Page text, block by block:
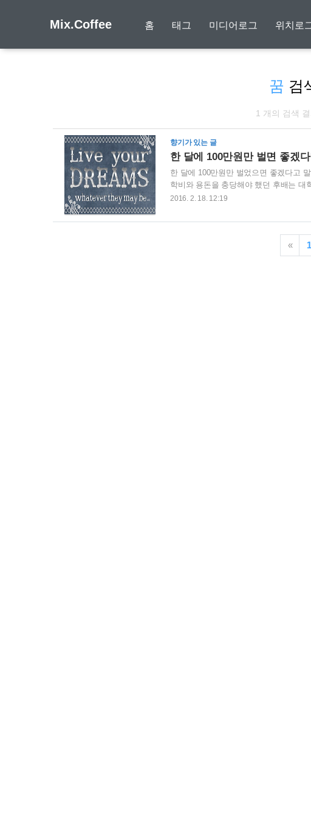
Mix.Coffee 홈 태그 미디어로그 위치로
꿈 검
1 개의 검색
향기가 있는 글
한 달에 100만원만 벌면 좋겠
한 달에 100만원만 벌었으면 좋겠다고
학비와 용돈을 충당해야 했던 후배는 대
었습니다.이런 후배에게 있어서 한달에
쩔 수 없이 꿈을 포기하고 취직을 할 수
원의 몇배가 넘는 월급을 받게 됐지만
은 수입이라 그런지 돈의 소중함을 모르
2016. 2. 18. 12:19
« 1